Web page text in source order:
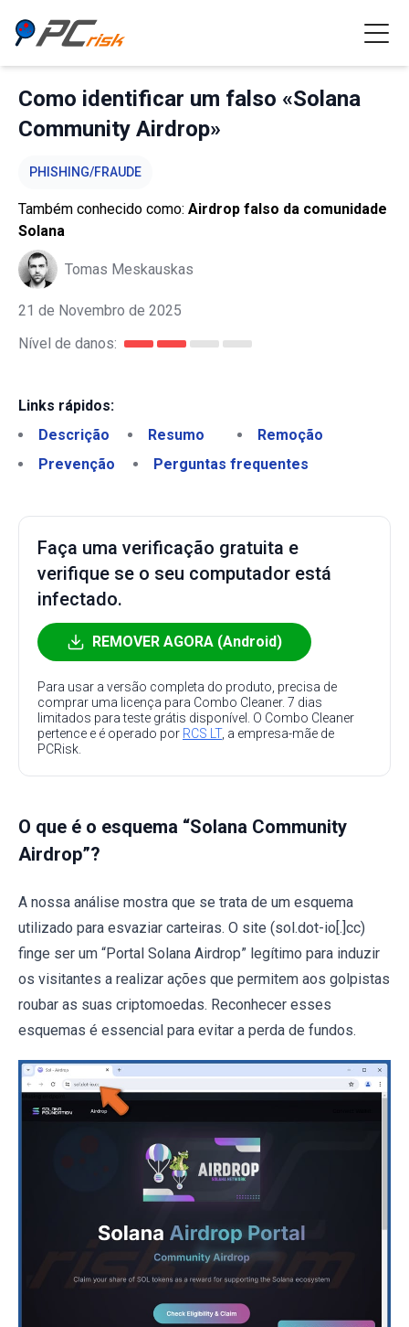
Como identificar um falso «Solana
Community Airdrop»
PHISHING/FRAUDE
Também conhecido como: Airdrop falso da comunidade
Solana
Tomas Meskauskas
21 de Novembro de 2025
Nível de danos:
Links rápidos:
Descrição
Resumo
Remoção
Prevenção
Perguntas frequentes
Faça uma verificação gratuita e
verifique se o seu computador está
infectado.
REMOVER AGORA (Android)
Para usar a versão completa do produto, precisa de
comprar uma licença para Combo Cleaner. 7 dias
limitados para teste grátis disponível. O Combo Cleaner
pertence e é operado por RCS LT, a empresa-mãe de
PCRisk.
O que é o esquema “Solana Community
Airdrop”?
A nossa análise mostra que se trata de um esquema
utilizado para esvaziar carteiras. O site (sol.dot-io[.]cc)
finge ser um “Portal Solana Airdrop” legítimo para induzir
os visitantes a realizar ações que permitem aos golpistas
roubar as suas criptomoedas. Reconhecer esses
esquemas é essencial para evitar a perda de fundos.